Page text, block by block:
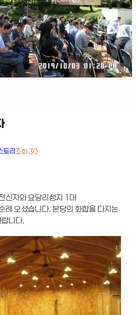
토리조회 30
신자와 요당리성지 1대
례 오셨습니다. 본당의 화합을 다지는
니다.